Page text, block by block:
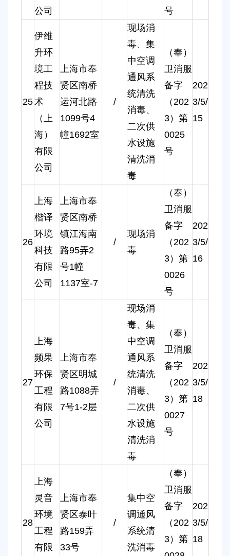
公司
号
25
伊维
升环
境工
程技
术
（上
海）
有限
公司
上海市奉
贤区南桥
运河北路
1099号4
幢1692室
/
现场消
毒、集
中空调
通风系
统清洗
消毒、
二次供
水设施
清洗消
毒
（奉）
卫消服
备字
（202
3）第
0025
号
202
3/5/
15
26
上海
楷译
环境
科技
有限
公司
上海市奉
贤区南桥
镇江海南
路95弄2
号1幢
1137室-7
/
现场消
毒
（奉）
卫消服
备字
（202
3）第
0026
号
202
3/5/
16
27
上海
频果
环保
工程
有限
公司
上海市奉
贤区明城
路1088弄
7号1-2层
/
现场消
毒、集
中空调
通风系
统清洗
消毒、
二次供
水设施
清洗消
毒
（奉）
卫消服
备字
（202
3）第
0027
号
202
3/5/
18
28
上海
灵音
环境
工程
有限
上海市奉
贤区泰叶
路159弄
33号
/
集中空
调通风
系统清
洗消毒
（奉）
卫消服
备字
（202
3）第
202
3/5/
18